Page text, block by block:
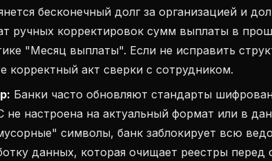
бесконечный долг за организацией и
ручных корректировок сумм выплаты в
"Месяц выплаты". Если не исправить
корректный акт сверки с сотрудником.
Банки часто обновляют стандарты
не настроена на актуальный формат или в
символы, банк заблокирует всю
данных, которая очищает реестры перед